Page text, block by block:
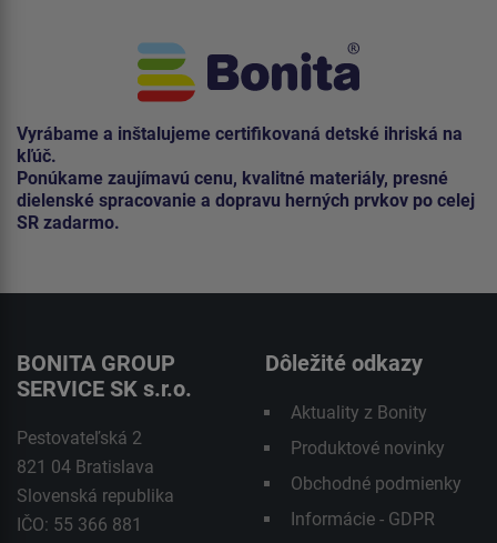
Vyrábame a inštalujeme certifikovaná detské ihriská na
kľúč.
Ponúkame zaujímavú cenu, kvalitné materiály, presné
dielenské spracovanie a dopravu herných prvkov po celej
SR zadarmo.
BONITA GROUP
SERVICE SK s.r.o.
Pestovateľská 2
821 04 Bratislava
Slovenská republika
IČO: 55 366 881
Dôležité odkazy
Aktuality z Bonity
Produktové novinky
Obchodné podmienky
Informácie - GDPR